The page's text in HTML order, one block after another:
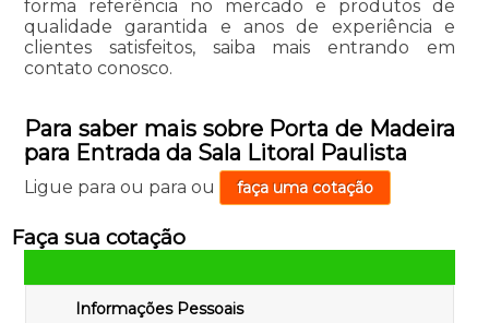
forma referência no mercado e produtos de
qualidade garantida e anos de experiência e
clientes satisfeitos, saiba mais entrando em
contato conosco.
Para saber mais sobre Porta de Madeira
para Entrada da Sala Litoral Paulista
Ligue para ou para ou faça uma cotação
Faça sua cotação
Informações Pessoais